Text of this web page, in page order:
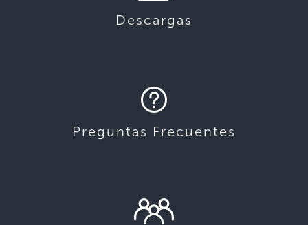
Descargas
Preguntas Frecuentes